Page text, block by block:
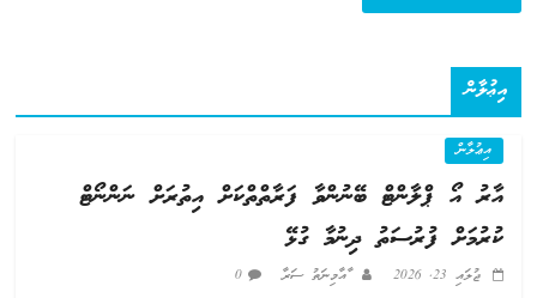
އިޢުލާން
އިޢުލާން
އާރު އޯ ޕްލާންޓް ބޭނުންވާ ފަރާތްތްކަށް އިތުރަށް ނަންނޯޓް
ކުރުމަށް ފުރުސަތު ދިނުމާ ގުޅޭ
ޖުލައި 23, 2026 ާއާމިނަތު ސަރާ 0